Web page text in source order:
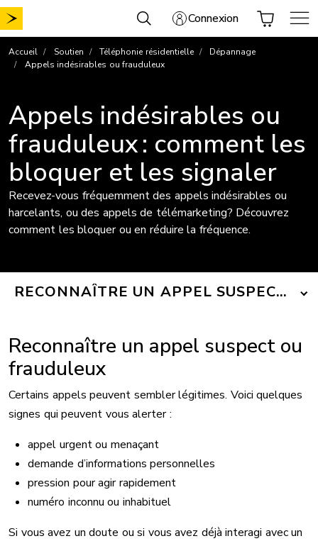
Aller
au
Connexion
Accueil Soutien Téléphonie résidentielle
Dépannage
Appels indésirables ou frauduleux
Appels indésirables ou
frauduleux : comment les
bloquer et les signaler
Recevez-vous fréquemment des appels indésirables ou
harcelants, ou des appels de télémarketing? Découvrez
comment les bloquer ou en réduire la fréquence.
RECONNAÎTRE UN APPEL SUSPECT
Reconnaître un appel suspect ou
frauduleux
Certains appels peuvent sembler légitimes. Voici quelques
signes qui peuvent vous alerter :
appel urgent ou menaçant
demande d’informations personnelles
pression pour agir rapidement
numéro inconnu ou inhabituel
Si vous avez un doute ou si vous avez déjà interagi avec un